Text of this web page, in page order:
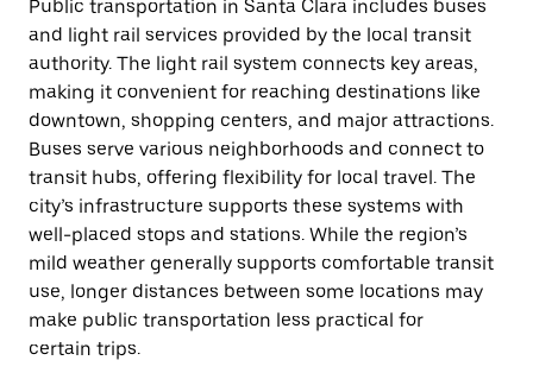
Public transportation in Santa Clara includes buses
and light rail services provided by the local transit
authority. The light rail system connects key areas,
making it convenient for reaching destinations like
downtown, shopping centers, and major attractions.
Buses serve various neighborhoods and connect to
transit hubs, offering flexibility for local travel. The
city’s infrastructure supports these systems with
well-placed stops and stations. While the region’s
mild weather generally supports comfortable transit
use, longer distances between some locations may
make public transportation less practical for
certain trips.